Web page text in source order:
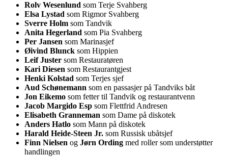
Rolv Wesenlund som Terje Svahberg
Elsa Lystad som Rigmor Svahberg
Sverre Holm som Tandvik
Anita Hegerland som Pia Svahberg
Per Jansen som Marinasjef
Øivind Blunck som Hippien
Leif Juster som Restauratøren
Kari Diesen som Restaurantgjest
Henki Kolstad som Terjes sjef
Aud Schønemann som en passasjer på Tandviks båt
Jon Eikemo som fetter til Tandvik og restaurantvenn
Jacob Margido Esp som Flettfrid Andresen
Elisabeth Granneman som Dame på diskotek
Anders Hatlo som Mann på diskotek
Harald Heide-Steen Jr. som Russisk ubåtsjef
Finn Nielsen og Jørn Ording med roller som understøtter
handlingen